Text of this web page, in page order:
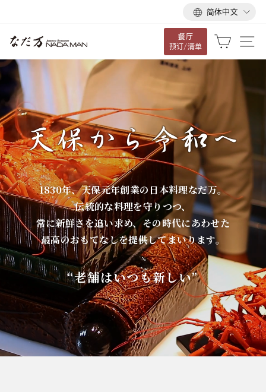
语
言
简体中文
な
だ
万
餐厅
预订/清单
大车
1830年、天保元年創業の日本料理なだ万。
伝統的な料理を守りつつ、
常に新鮮さを追い求め、その時代にあわせた
最高のおもてなしを提供してまいります。
“老舗はいつも新しい”